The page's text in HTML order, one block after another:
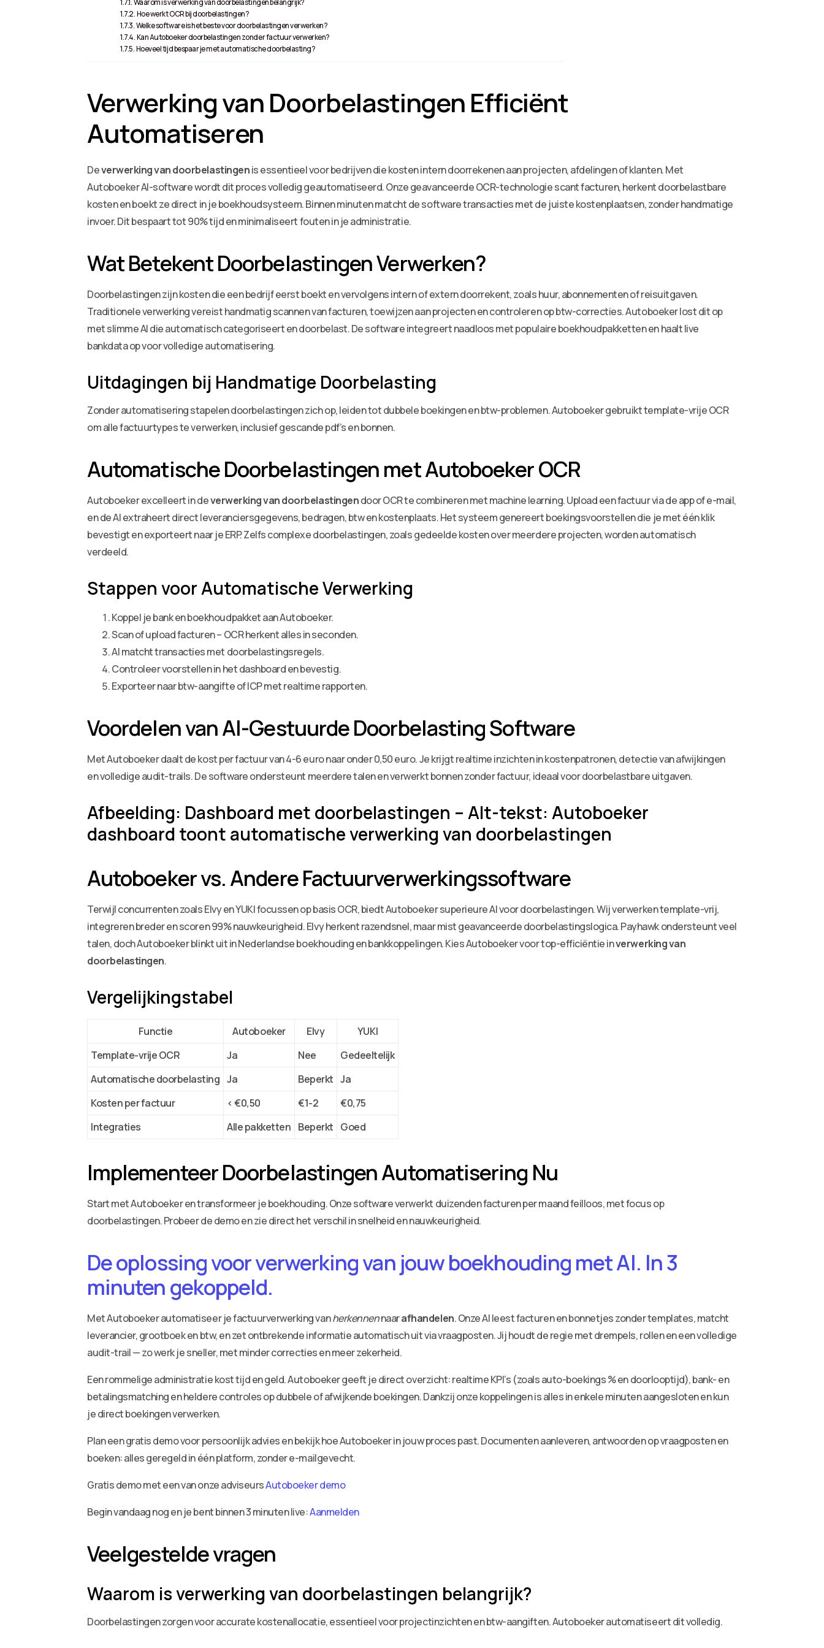
Waarom is verwerking van doorbelastingen belangrijk?
Hoe werkt OCR bij doorbelastingen?
Welke software is het beste voor doorbelastingen verwerken?
Kan Autoboeker doorbelastingen zonder factuur verwerken?
Hoeveel tijd bespaar je met automatische doorbelasting?
Verwerking van Doorbelastingen Efficiënt
Automatiseren
Deverwerking van doorbelastingenis essentieel voor bedrijven die kosten intern doorrekenen aan projecten, afdelingen of klanten. Met
Autoboeker AI-software wordt dit proces volledig geautomatiseerd. Onze geavanceerde OCR-technologie scant facturen, herkent doorbelastbare
kosten en boekt ze direct in je boekhoudsysteem. Binnen minuten matcht de software transacties met de juiste kostenplaatsen, zonder handmatige
invoer. Dit bespaart tot 90% tijd en minimaliseert fouten in je administratie.
Wat Betekent Doorbelastingen Verwerken?
Doorbelastingen zijn kosten die een bedrijf eerst boekt en vervolgens intern of extern doorrekent, zoals huur, abonnementen of reisuitgaven.
Traditionele verwerking vereist handmatig scannen van facturen, toewijzen aan projecten en controleren op btw-correcties. Autoboeker lost dit op
met slimme AI die automatisch categoriseert en doorbelast. De software integreert naadloos met populaire boekhoudpakketten en haalt live
bankdata op voor volledige automatisering.
Uitdagingen bij Handmatige Doorbelasting
Zonder automatisering stapelen doorbelastingen zich op, leiden tot dubbele boekingen en btw-problemen. Autoboeker gebruikt template-vrije OCR
om alle factuurtypes te verwerken, inclusief gescande pdf’s en bonnen.
Automatische Doorbelastingen met Autoboeker OCR
Autoboeker excelleert in deverwerking van doorbelastingendoor OCR te combineren met machine learning. Upload een factuur via de app of e-mail,
en de AI extraheert direct leveranciersgegevens, bedragen, btw en kostenplaats. Het systeem genereert boekingsvoorstellen die je met één klik
bevestigt en exporteert naar je ERP. Zelfs complexe doorbelastingen, zoals gedeelde kosten over meerdere projecten, worden automatisch
verdeeld.
Stappen voor Automatische Verwerking
Koppel je bank en boekhoudpakket aan Autoboeker.
Scan of upload facturen – OCR herkent alles in seconden.
AI matcht transacties met doorbelastingsregels.
Controleer voorstellen in het dashboard en bevestig.
Exporteer naar btw-aangifte of ICP met realtime rapporten.
Voordelen van AI-Gestuurde Doorbelasting Software
Met Autoboeker daalt de kost per factuur van 4-6 euro naar onder 0,50 euro. Je krijgt realtime inzichten in kostenpatronen, detectie van afwijkingen
en volledige audit-trails. De software ondersteunt meerdere talen en verwerkt bonnen zonder factuur, ideaal voor doorbelastbare uitgaven.
Afbeelding: Dashboard met doorbelastingen – Alt-tekst: Autoboeker
dashboard toont automatische verwerking van doorbelastingen
Autoboeker vs. Andere Factuurverwerkingssoftware
Terwijl concurrenten zoals Elvy en YUKI focussen op basis OCR, biedt Autoboeker superieure AI voor doorbelastingen. Wij verwerken template-vrij,
integreren breder en scoren 99% nauwkeurigheid. Elvy herkent razendsnel, maar mist geavanceerde doorbelastingslogica. Payhawk ondersteunt veel
talen, doch Autoboeker blinkt uit in Nederlandse boekhouding en bankkoppelingen. Kies Autoboeker voor top-efficiëntie inverwerking van
doorbelastingen.
Vergelijkingstabel
Functie Autoboeker Elvy
YUKI
Template-vrije OCR
Ja Nee
Gedeeltelijk
Automatische doorbelasting Ja Beperkt Ja
Kosten per factuur
< €0,50 €1-2
€0,75
Integraties
Alle pakketten Beperkt Goed
Implementeer Doorbelastingen Automatisering Nu
Start met Autoboeker en transformeer je boekhouding. Onze software verwerkt duizenden facturen per maand feilloos, met focus op
doorbelastingen. Probeer de demo en zie direct het verschil in snelheid en nauwkeurigheid.
De oplossing voor verwerking van jouw boekhouding met AI. In 3
minuten gekoppeld.
Met Autoboeker automatiseer je factuurverwerking vanherkennennaarafhandelen. Onze AI leest facturen en bonnetjes zonder templates, matcht
leverancier, grootboek en btw, en zet ontbrekende informatie automatisch uit via vraagposten. Jij houdt de regie met drempels, rollen en een volledige
audit-trail — zo werk je sneller, met minder correcties en meer zekerheid.
Een rommelige administratie kost tijd en geld. Autoboeker geeft je direct overzicht: realtime KPI’s (zoals auto-boekings % en doorlooptijd), bank- en
betalingsmatching en heldere controles op dubbele of afwijkende boekingen. Dankzij onze koppelingen is alles in enkele minuten aangesloten en kun
je direct boekingen verwerken.
Plan een gratis demo voor persoonlijk advies en bekijk hoe Autoboeker in jouw proces past. Documenten aanleveren, antwoorden op vraagposten en
boeken: alles geregeld in één platform, zonder e-mailgevecht.
Gratis demo met een van onze adviseursAutoboeker demo
Begin vandaag nog en je bent binnen 3 minuten live:Aanmelden
Veelgestelde vragen
Waarom is verwerking van doorbelastingen belangrijk?
Doorbelastingen zorgen voor accurate kostenallocatie, essentieel voor projectinzichten en btw-aangiften. Autoboeker automatiseert dit volledig.